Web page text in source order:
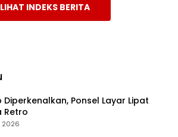
LIHAT INDEKS BERITA
Diperkenalkan, Ponsel Layar Lipat
Retro
2026